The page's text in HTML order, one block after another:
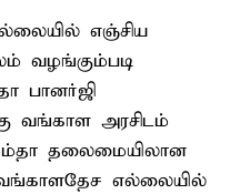
எஞ்சிய
வழங்கும்படி
பானர்ஜி
வங்காள அரசிடம்
தலைமையிலான
வங்காளதேச எல்லையில்